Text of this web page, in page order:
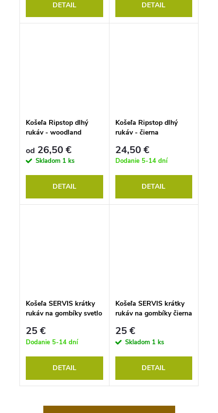
DETAIL DETAIL
Košeľa Ripstop dlhý
rukáv - woodland
od 26,50 €
Skladom 1 ks
DETAIL
Košeľa Ripstop dlhý
rukáv - čierna
24,50 €
Dodanie 5-14 dní
DETAIL
Košeľa SERVIS krátky
rukáv na gombíky svetlo
25 €
Dodanie 5-14 dní
DETAIL
Košeľa SERVIS krátky
rukáv na gombíky čierna
25 €
Skladom 1 ks
DETAIL